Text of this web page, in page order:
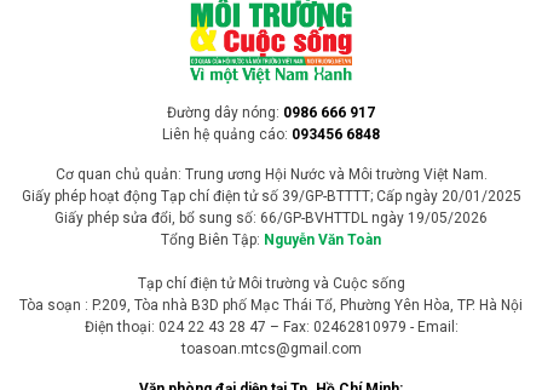
Đường dây nóng: 0986 666 917
Liên hệ quảng cáo: 093456 6848
Cơ quan chủ quản: Trung ương Hội Nước và Môi trường Việt Nam.
Giấy phép hoạt động Tạp chí điện tử số 39/GP-BTTTT; Cấp ngày 20/01/2025
Giấy phép sửa đổi, bổ sung số: 66/GP-BVHTTDL ngày 19/05/2026
Tổng Biên Tập: Nguyễn Văn Toàn
Tạp chí điện tử Môi trường và Cuộc sống
Tòa soạn : P.209, Tòa nhà B3D phố Mạc Thái Tổ, Phường Yên Hòa, TP. Hà Nội
Điện thoại: 024 22 43 28 47 – Fax: 02462810979 - Email:
toasoan.mtcs@gmail.com